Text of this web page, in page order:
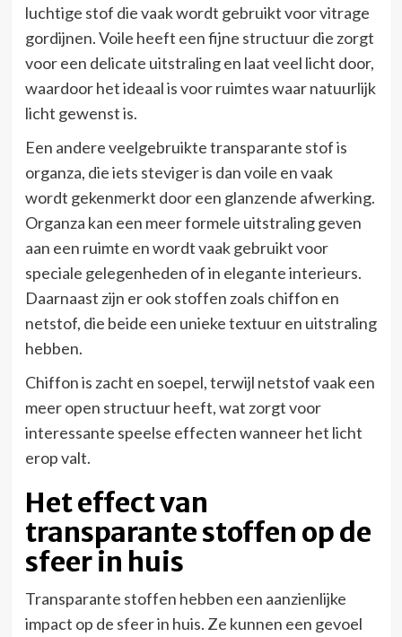
luchtige stof die vaak wordt gebruikt voor vitrage
gordijnen. Voile heeft een fijne structuur die zorgt
voor een delicate uitstraling en laat veel licht door,
waardoor het ideaal is voor ruimtes waar natuurlijk
licht gewenst is.
Een andere veelgebruikte transparante stof is
organza, die iets steviger is dan voile en vaak
wordt gekenmerkt door een glanzende afwerking.
Organza kan een meer formele uitstraling geven
aan een ruimte en wordt vaak gebruikt voor
speciale gelegenheden of in elegante interieurs.
Daarnaast zijn er ook stoffen zoals chiffon en
netstof, die beide een unieke textuur en uitstraling
hebben.
Chiffon is zacht en soepel, terwijl netstof vaak een
meer open structuur heeft, wat zorgt voor
interessante speelse effecten wanneer het licht
erop valt.
Het effect van
transparante stoffen op de
sfeer in huis
Transparante stoffen hebben een aanzienlijke
impact op de sfeer in huis. Ze kunnen een gevoel